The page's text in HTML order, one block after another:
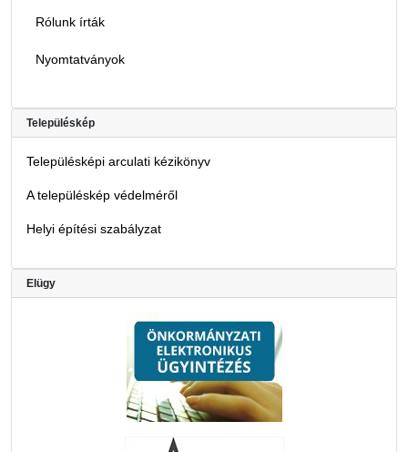
Rólunk írták
Nyomtatványok
Településkép
Településképi arculati kézikönyv
A településkép védelméről
Helyi építési szabályzat
Elügy